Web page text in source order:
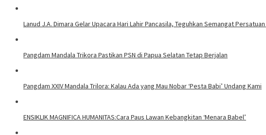
Lanud J.A. Dimara Gelar Upacara Hari Lahir Pancasila, Teguhkan Semangat
Pangdam Mandala Trikora Pastikan PSN di Papua Selatan Tetap Berjalan
​Pangdam XXIV Mandala Trilora: Kalau Ada yang Mau Nobar ‘Pesta Babi’ Undang Kami
ENSIKLIK MAGNIFICA HUMANITAS:Cara Paus Lawan Kebangkitan ‘Menara Babel’